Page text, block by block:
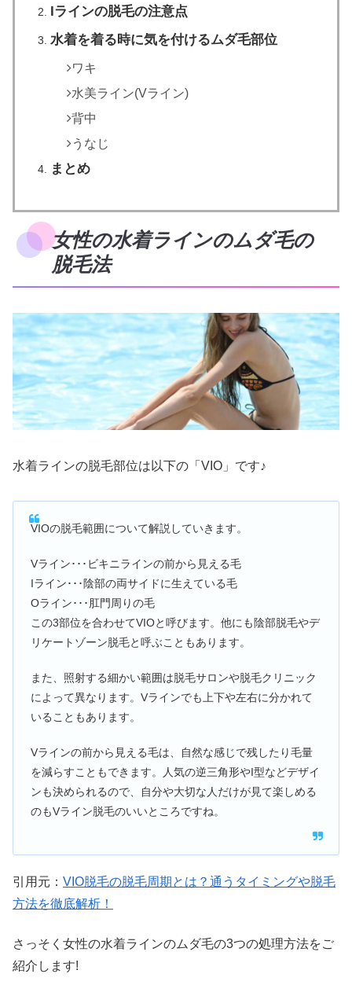
Iラインの脱毛の注意点
水着を着る時に気を付けるムダ毛部位
ワキ
水美ライン(Vライン)
背中
うなじ
まとめ
女性の水着ラインのムダ毛の
脱毛法
水着ラインの脱毛部位は以下の「VIO」です♪
VIOの脱毛範囲について解説していきます。
Vライン･･･ビキニラインの前から見える毛
Iライン･･･陰部の両サイドに生えている毛
Oライン･･･肛門周りの毛
この3部位を合わせてVIOと呼びます。他にも陰部脱毛やデ
リケートゾーン脱毛と呼ぶこともあります。
また、照射する細かい範囲は脱毛サロンや脱毛クリニック
によって異なります。Vラインでも上下や左右に分かれて
いることもあります。
Vラインの前から見える毛は、自然な感じで残したり毛量
を減らすこともできます。人気の逆三角形やI型などデザイ
ンも決められるので、自分や大切な人だけが見て楽しめる
のもVライン脱毛のいいところですね。
引用元： VIO脱毛の脱毛周期とは？通うタイミングや脱毛
方法を徹底解析！
さっそく女性の水着ラインのムダ毛の3つの処理方法をご
紹介します!